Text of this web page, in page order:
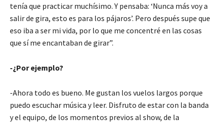
tenía que practicar muchísimo. Y pensaba: ‘Nunca más voy a
salir de gira, esto es para los pájaros’. Pero después supe que
eso iba a ser mi vida, por lo que me concentré en las cosas
que sí me encantaban de girar”.
-¿Por ejemplo?
-Ahora todo es bueno. Me gustan los vuelos largos porque
puedo escuchar música y leer. Disfruto de estar con la banda
y el equipo, de los momentos previos al show, de la